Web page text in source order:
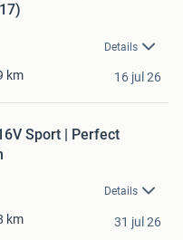
Details
km 16 jul 26
Sport | Perfect
Details
km 31 jul 26